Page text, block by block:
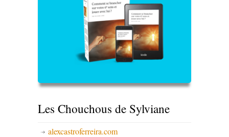
Les Chouchous de Sylviane
alexcastroferreira.com